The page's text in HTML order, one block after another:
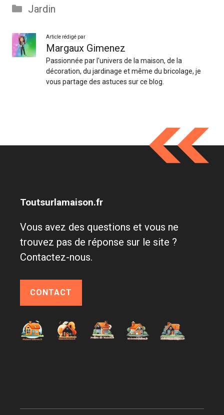
Catégories
Jardin
Article rédigé par
Margaux Gimenez
Passionnée par l'univers de la maison, de la
décoration, du jardinage et même du bricolage, je
vous partage des astuces sur ce blog.
Toutsurlamaison.fr
Vous avez des questions et vous ne
trouvez pas de réponse sur le site ?
Contactez-nous.
CONTACT